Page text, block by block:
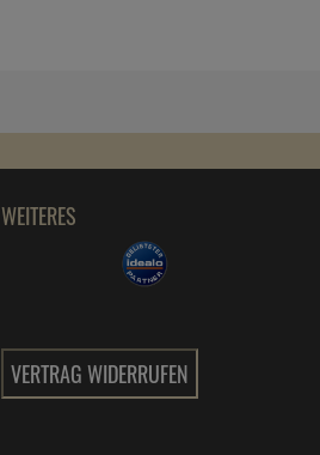
WEITERES
VERTRAG WIDERRUFEN